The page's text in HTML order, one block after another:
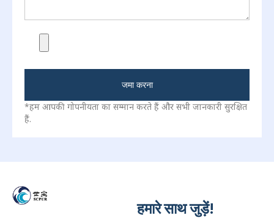
जमा करना
*हम आपकी गोपनीयता का सम्मान करते हैं और सभी जानकारी सुरक्षित
हैं.
हमारे साथ जुड़ें!